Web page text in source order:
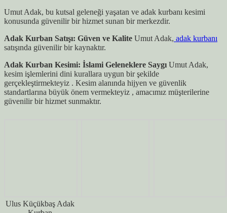
Umut Adak, bu kutsal geleneği yaşatan ve adak kurbanı kesimi
konusunda güvenilir bir hizmet sunan bir merkezdir.
Adak Kurban Satışı: Güven ve Kalite Umut Adak, adak kurbanı
satışında güvenilir bir kaynaktır.
Adak Kurban Kesimi: İslami Geleneklere Saygı Umut Adak,
kesim işlemlerini dini kurallara uygun bir şekilde
gerçekleştirmekteyiz . Kesim alanında hijyen ve güvenlik
standartlarına büyük önem vermekteyiz , amacımız müşterilerine
güvenilir bir hizmet sunmaktır.
Ulus Küçükbaş Adak